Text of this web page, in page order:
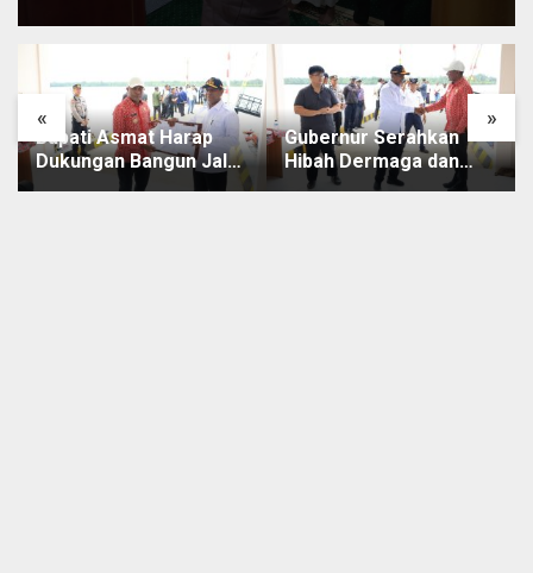
« »
Bupati Asmat Harap
Dukungan Bangun Jalan
Jembatan Agats-Ewer
Gubernur Serahkan
Hibah Dermaga dan
Terminal